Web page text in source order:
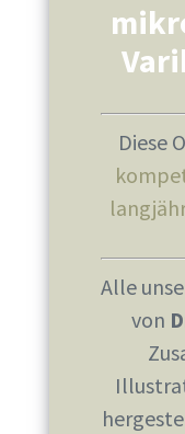
Diese
Alle
von